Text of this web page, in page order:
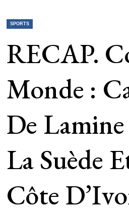
SPORTS
RECAP.
Monde :
De
La Suède
Côte